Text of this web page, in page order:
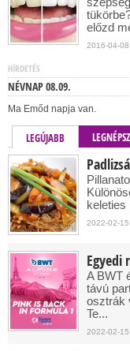
előzd
2016-04-08
HÍRDETÉS
NÉVNAP 08.09.
Ma Emőd napja van.
LEGÚJABB
keleties
2022-02-
Egyedi
A BWT
távú
osztrák
Te...
2022-02-